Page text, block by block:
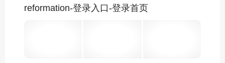
reformation-登录入口-登录首页